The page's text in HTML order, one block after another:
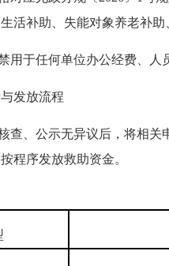
活补助、失能对象养老补
于任何单位办公经费、人员
发放流程
、公示无异议后，将相关
程序发放救助资金。